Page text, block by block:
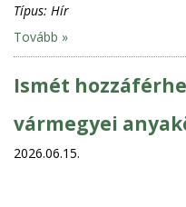
Típus: Hír
Tovább »
Ismét
vármegyei
2026.06.15.